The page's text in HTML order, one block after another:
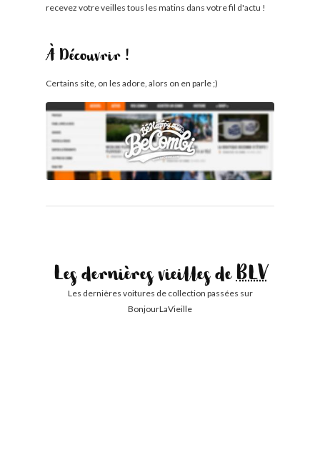
recevez votre veilles tous les matins dans votre fil d'actu !
À Découvrir !
Certains site, on les adore, alors on en parle ;)
Les dernières vieilles deBLV
Les dernières voitures de collection passées sur
BonjourLaVieille